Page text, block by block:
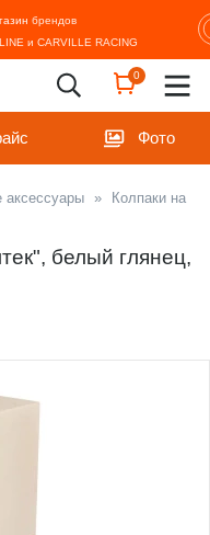
брендов
и CARVILLE RACING
0
Фото
»
Колпаки на
белый глянец,